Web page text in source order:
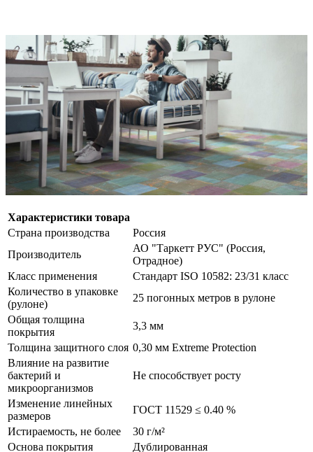
Характеристики товара
Страна производства
Россия
Производитель
АО "Таркетт РУС" (Россия,
Отрадное)
Класс применения
Стандарт ISO 10582: 23/31 класс
Количество в упаковке
(рулоне)
25 погонных метров в рулоне
Общая толщина
покрытия
3,3 мм
Толщина защитного слоя 0,30 мм Extreme Protection
Влияние на развитие
бактерий и
микроорганизмов
Не способствует росту
Изменение линейных
размеров
ГОСТ 11529 ≤ 0.40 %
Истираемость, не более
30 г/м²
Основа покрытия
Дублированная